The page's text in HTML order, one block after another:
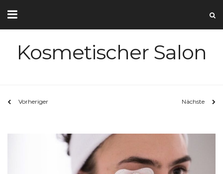
Kosmetischer Salon
Vorheriger Nächste